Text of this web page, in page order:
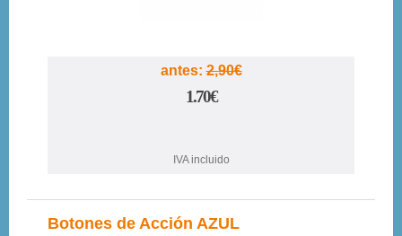
antes:2,90€
1.70€
IVA incluido
Botones de Acción AZUL